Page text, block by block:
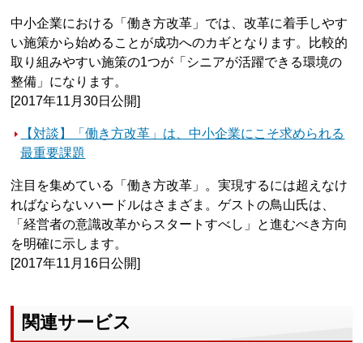
中小企業における「働き方改革」では、改革に着手しやす
い施策から始めることが成功へのカギとなります。比較的
取り組みやすい施策の1つが「シニアが活躍できる環境の
整備」になります。
[2017年11月30日公開]
【対談】「働き方改革」は、中小企業にこそ求められる
最重要課題
注目を集めている「働き方改革」。実現するには超えなけ
ればならないハードルはさまざま。ゲストの鳥山氏は、
「経営者の意識改革からスタートすべし」と進むべき方向
を明確に示します。
[2017年11月16日公開]
関連サービス